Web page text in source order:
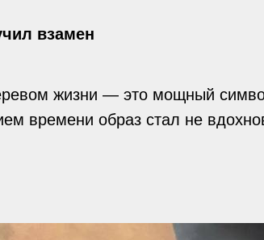
взамен
жизни — это мощный
времени образ стал не